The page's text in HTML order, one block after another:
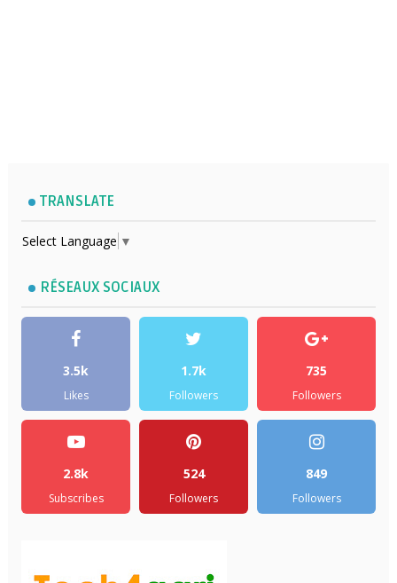
TRANSLATE
Select Language ▼
RÉSEAUX SOCIAUX
3.5k
Likes
1.7k
Followers
735
Followers
2.8k
Subscribes
524
Followers
849
Followers